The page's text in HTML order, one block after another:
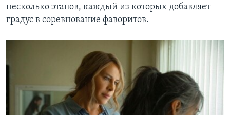
несколько этапов, каждый из которых добавляет
градус в соревнование фаворитов.